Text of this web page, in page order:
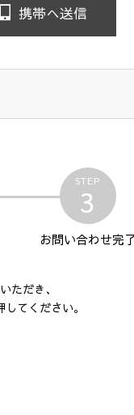
携帯へ送信
STEP
3
お問い合わせ完
ただき、
てください。